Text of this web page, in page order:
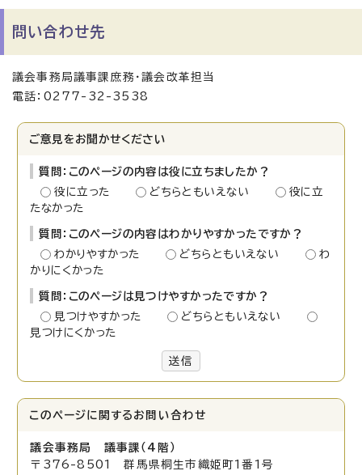
問い合わせ先
議会事務局議事課庶務・議会改革担当
電話：0277-32-3538
ご意見をお聞かせください
質問：このページの内容は役に立ちましたか？
役に立った
どちらともいえない
役に立
たなかった
質問：このページの内容はわかりやすかったですか？
わかりやすかった
どちらともいえない
わ
かりにくかった
質問：このページは見つけやすかったですか？
見つけやすかった
どちらともいえない
見つけにくかった
送信
このページに関する お問い合わせ
議会事務局 議事課（4階）
〒376-8501 群馬県桐生市織姫町1番1号